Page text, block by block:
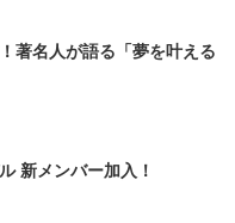
著名人が語る「夢を叶える
新メンバー加入！